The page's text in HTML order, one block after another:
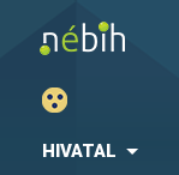
HIVATAL